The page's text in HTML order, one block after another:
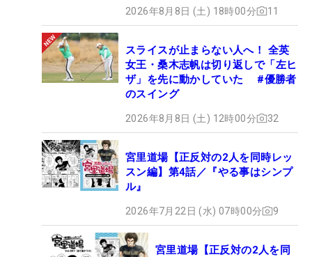
2026年8月8日 (土) 18時00分 11
スライスが止まらない人へ！ 全英
女王・桑木志帆は切り返しで「左ヒ
ザ」を先に動かしていた #優勝者
のスイング
2026年8月8日 (土) 12時00分 32
宮里道場【正反対の2人を同時レッ
スン編】第4話／『やる事はシンプ
ル』
2026年7月22日 (水) 07時00分 9
宮里道場【正反対の2人を同